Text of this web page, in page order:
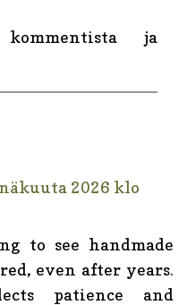
ja
2026 klo
to see handmade
even after years.
patience and